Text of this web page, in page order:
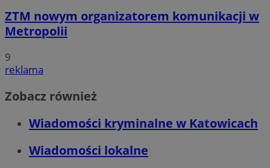
ZTM nowym organizatorem komunikacji w
Metropolii
9
reklama
Zobacz również
Wiadomości kryminalne w Katowicach
Wiadomości lokalne